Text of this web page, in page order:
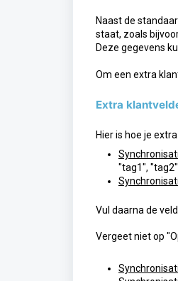
Naast de
staat, zoals
Deze gegevens
Om een extra
Extra
Hier is hoe je
"tag1",
Vul daarna de
Vergeet niet op